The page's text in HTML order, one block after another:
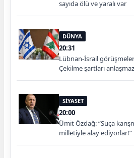
sayıda ölü ve yaralı var
DÜNYA
20:31
Lübnan-İsrail
Çekilme şartları
SİYASET
20:00
Ümit Özdağ: “Suça
milletiyle alay ediyorlar!”